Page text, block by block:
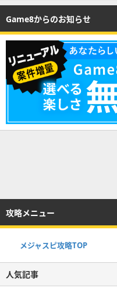
Game8からのお知らせ
攻略メニュー
メジャスピ攻略TOP
人気記事